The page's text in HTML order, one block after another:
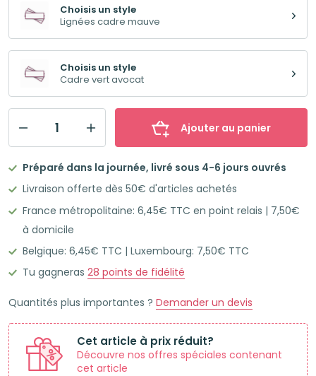
Choisis un style
Lignées cadre mauve
Choisis un style
Cadre vert avocat
50
Flashcards
Leitner
Vocabulaire
lignées
cadre
Ajouter au panier
Préparé dans la journée, livré sous 4-6 jours ouvrés
Livraison offerte dès 50€ d'articles achetés
France métropolitaine: 6,45€ TTC en point relais | 7,50€
à domicile
Belgique: 6,45€ TTC | Luxembourg: 7,50€ TTC
Tu gagneras 28 points de fidélité
Quantités plus importantes ? Demander un devis
Cet article à prix réduit?
Découvre nos offres spéciales contenant
cet article